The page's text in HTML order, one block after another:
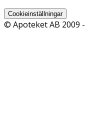
Cookieinställningar
© Apoteket AB 2009 -